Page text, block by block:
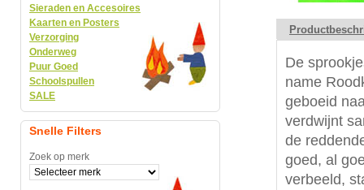
De
name
geboeid
verdwijnt
de
goed, al
verbeeld,
Sieraden en Accesoires
Kaarten en Posters
Verzorging
Onderweg
Puur Goed
Schoolspullen
SALE
Snelle Filters
Zoek op merk